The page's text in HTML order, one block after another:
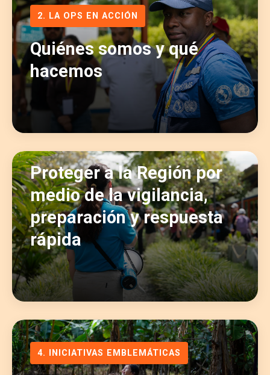
2. LA OPS EN ACCIÓN
Quiénes somos y qué
hacemos
Proteger a la Región por
medio de la vigilancia,
preparación y respuesta
rápida
4. INICIATIVAS EMBLEMÁTICAS